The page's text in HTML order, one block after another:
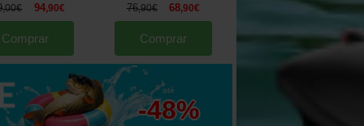
,00€ 94,90€
Comprar
76,90€ 68,90€
Comprar
109
Comprar
até
-48%